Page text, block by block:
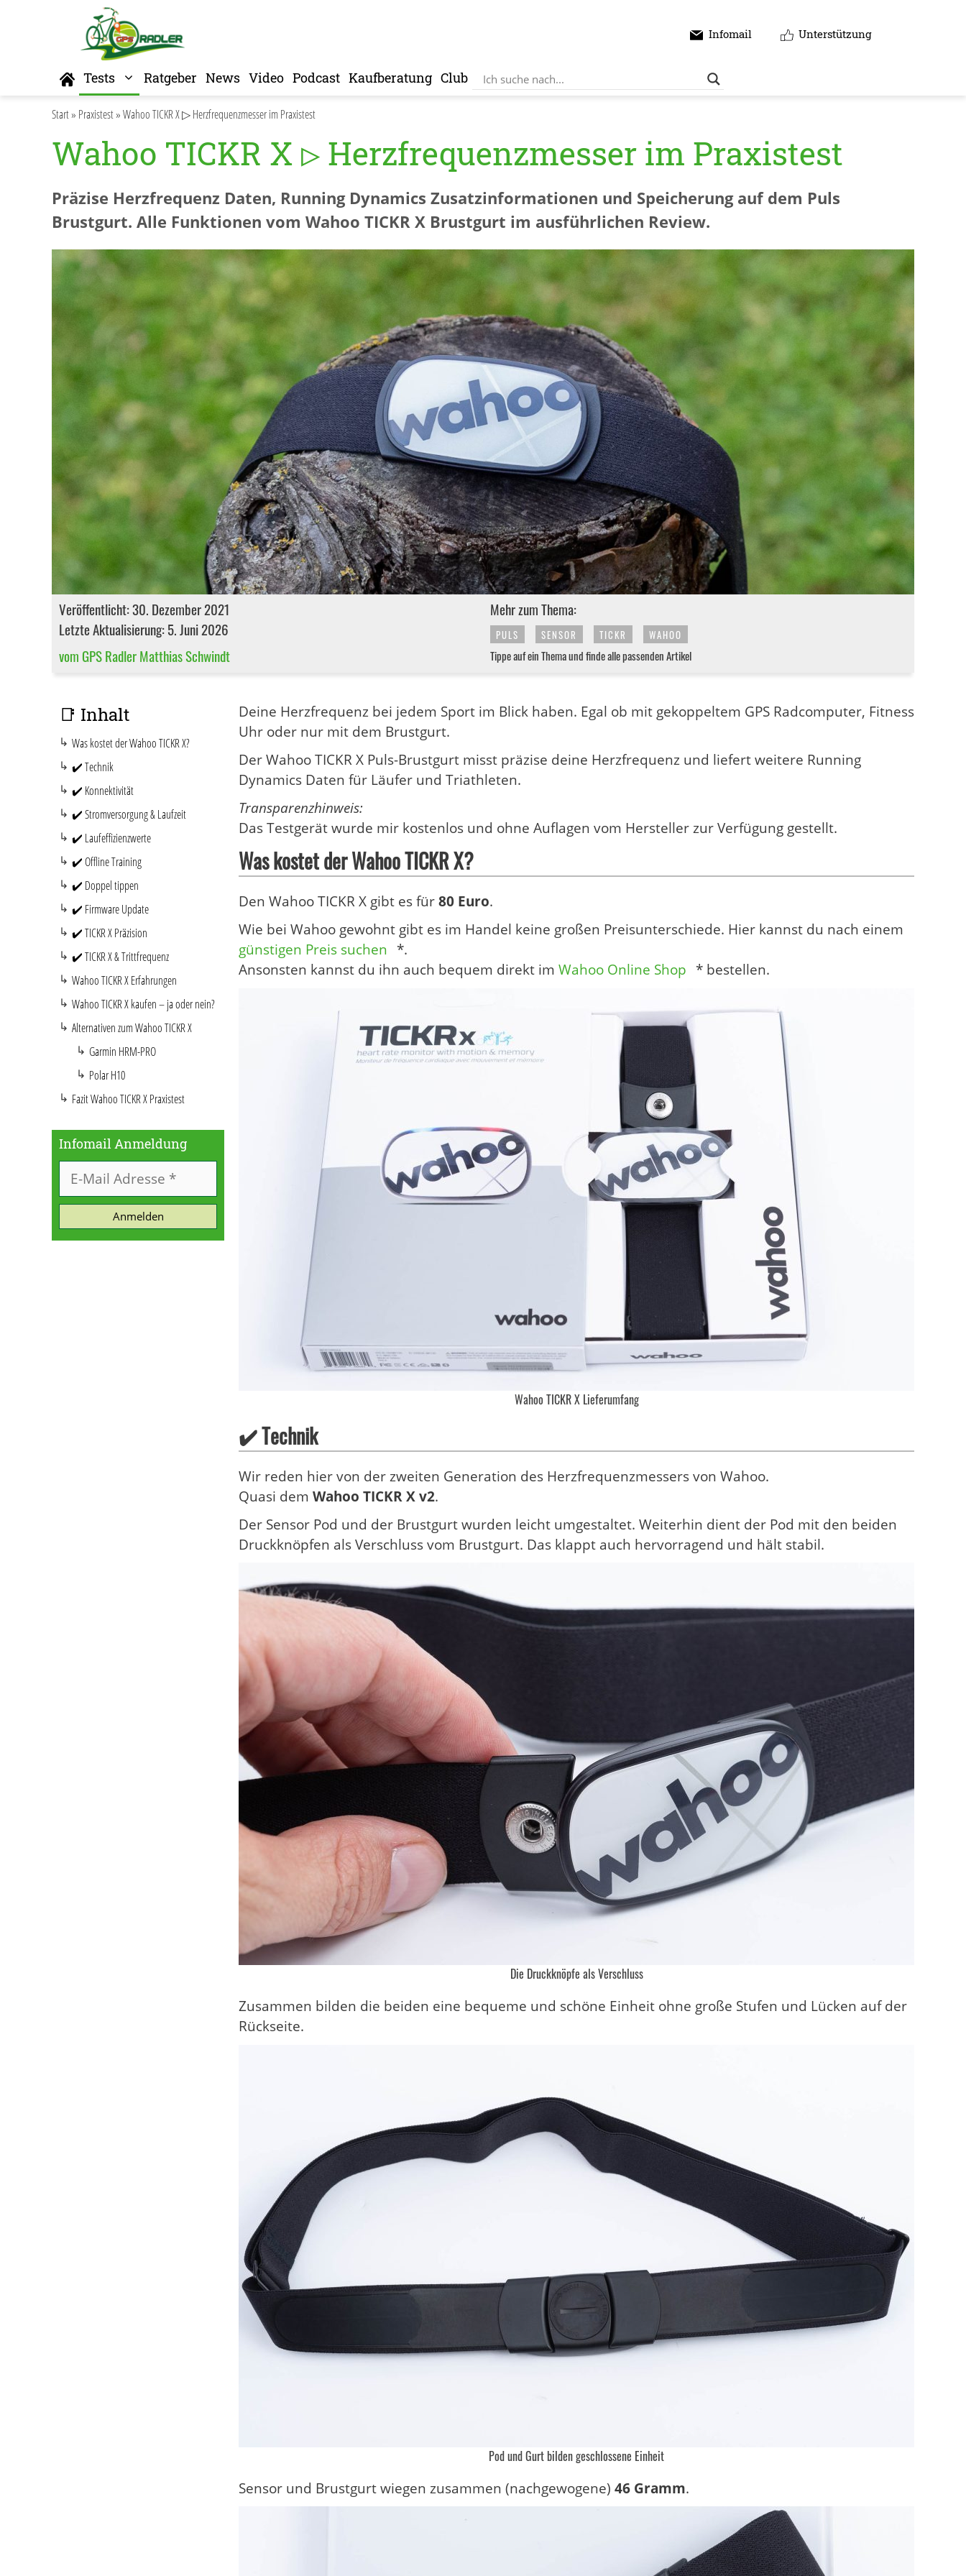
Infomail Unterstützung
Home
Tests Ratgeber News Video Podcast Kaufberatung Club
Start» Praxistest»Wahoo TICKR X ▷ Herzfrequenzmesser im Praxistest
Wahoo TICKR X ▷ Herzfrequenzmesser im Praxistest
Präzise Herzfrequenz Daten, Running Dynamics Zusatzinformationen und Speicherung auf dem Puls
Brustgurt. Alle Funktionen vom Wahoo TICKR X Brustgurt im ausführlichen Review.
Veröffentlicht: 30. Dezember 2021
Letzte Aktualisierung: 5. Juni 2026
vom GPS Radler Matthias Schwindt
Mehr zum Thema:
PULS SENSOR TICKR WAHOO
Tippe auf ein Thema und finde alle passenden Artikel
Deine Herzfrequenz bei jedem Sport im Blick haben. Egal ob mit gekoppeltem GPS Radcomputer, Fitness
Uhr oder nur mit dem Brustgurt.
Der Wahoo TICKR X Puls-Brustgurt misst präzise deine Herzfrequenz und liefert weitere Running
Dynamics Daten für Läufer und Triathleten.
Transparenzhinweis:
Das Testgerät wurde mir kostenlos und ohne Auflagen vom Hersteller zur Verfügung gestellt.
Was kostet der Wahoo TICKR X?
Den Wahoo TICKR X gibt es für80 Euro.
Wie bei Wahoo gewohnt gibt es im Handel keine großen Preisunterschiede. Hier kannst du nach einem
günstigen Preis suchen *.
Ansonsten kannst du ihn auch bequem direkt im Wahoo Online Shop * bestellen.
Wahoo TICKR X Lieferumfang
✔️ Technik
Wir reden hier von der zweiten Generation des Herzfrequenzmessers von Wahoo.
Quasi dem Wahoo TICKR X v2.
Der Sensor Pod und der Brustgurt wurden leicht umgestaltet. Weiterhin dient der Pod mit den beiden
Druckknöpfen als Verschluss vom Brustgurt. Das klappt auch hervorragend und hält stabil.
Die Druckknöpfe als Verschluss
Zusammen bilden die beiden eine bequeme und schöne Einheit ohne große Stufen und Lücken auf der
Rückseite.
Pod und Gurt bilden geschlossene Einheit
Sensor und Brustgurt wiegen zusammen (nachgewogene) 46 Gramm.
📑 Inhalt
Was kostet der Wahoo TICKR X?
✔️ Technik
✔️ Konnektivität
✔️ Stromversorgung & Laufzeit
✔️ Laufeffizienzwerte
✔️ Offline Training
✔️ Doppel tippen
✔️ Firmware Update
✔️ TICKR X Präzision
✔️ TICKR X & Trittfrequenz
Wahoo TICKR X Erfahrungen
Wahoo TICKR X kaufen – ja oder nein?
Alternativen zum Wahoo TICKR X
Garmin HRM-PRO
Polar H10
Fazit Wahoo TICKR X Praxistest
Infomail Anmeldung
Anmelden